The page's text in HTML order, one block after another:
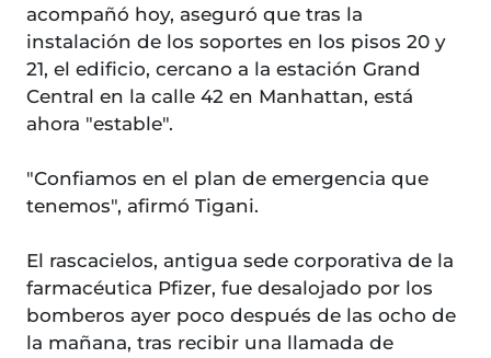
acompañó hoy, aseguró que tras la
instalación de los soportes en los pisos 20 y
21, el edificio, cercano a la estación Grand
Central en la calle 42 en Manhattan, está
ahora "estable".
"Confiamos en el plan de emergencia que
tenemos", afirmó Tigani.
El rascacielos, antigua sede corporativa de la
farmacéutica Pfizer, fue desalojado por los
bomberos ayer poco después de las ocho de
la mañana, tras recibir una llamada de